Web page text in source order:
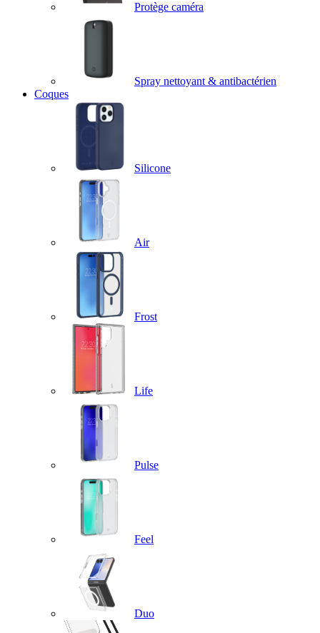
Protège caméra
Spray nettoyant & antibactérien
Coques
Silicone
Air
Frost
Life
Pulse
Feel
Duo